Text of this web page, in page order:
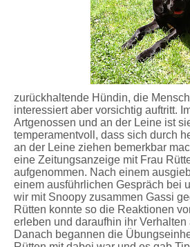
zurückhaltende Hündin, die
interessiert aber vorsichtig auftritt.
Artgenossen und an der Leine ist
temperamentvoll, dass sich durch
an der Leine ziehen bemerkbar
eine Zeitungsanzeige mit Frau
aufgenommen. Nach einem
einem ausführlichen Gespräch bei
wir mit Snoopy zusammen Gassi
Rütten konnte so die Reaktionen
erleben und daraufhin ihr Verhalten
Danach begannen die